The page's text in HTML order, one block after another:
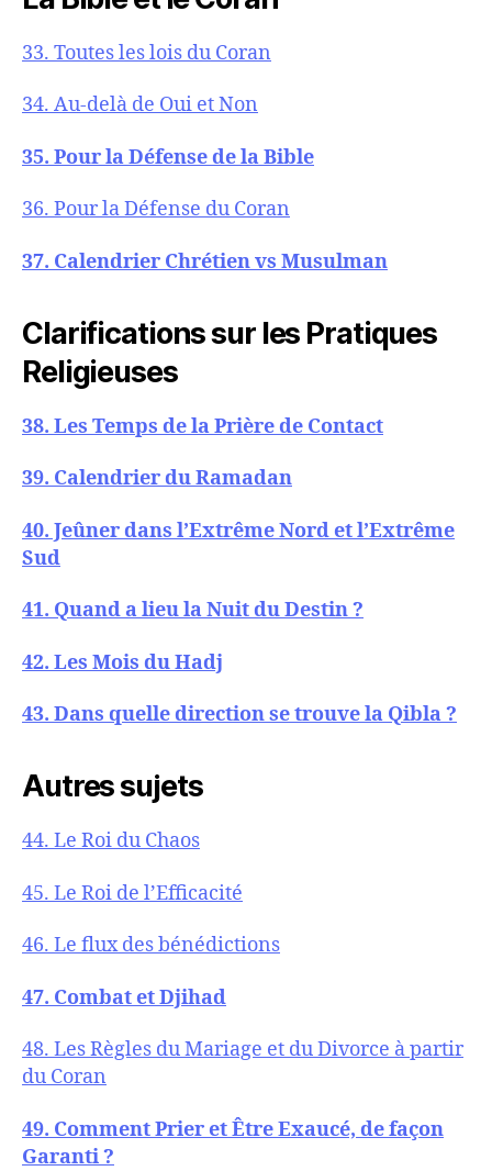
33. Toutes les lois du Coran
34. Au-delà de Oui et Non
35. Pour la Défense de la Bible
36. Pour la Défense du Coran
37. Calendrier Chrétien vs Musulman
Clarifications sur les Pratiques
Religieuses
38. Les Temps de la Prière de Contact
39. Calendrier du Ramadan
40. Jeûner dans l’Extrême Nord et l’Extrême
Sud
41. Quand a lieu la Nuit du Destin ?
42. Les Mois du Hadj
43. Dans quelle direction se trouve la Qibla ?
Autres sujets
44. Le Roi du Chaos
45. Le Roi de l’Efficacité
46. Le flux des bénédictions
47. Combat et Djihad
48. Les Règles du Mariage et du Divorce à partir
du Coran
49. Comment Prier et Être Exaucé, de façon
Garanti ?